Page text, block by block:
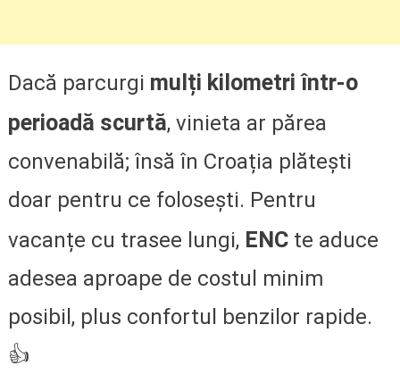
Dacă parcurgi mulți kilometri într-o
perioadă scurtă, vinieta ar părea
convenabilă; însă în Croația plătești
doar pentru ce folosești. Pentru
vacanțe cu trasee lungi, ENCte aduce
adesea aproape de costul minim
posibil, plus confortul benzilor rapide.
👍